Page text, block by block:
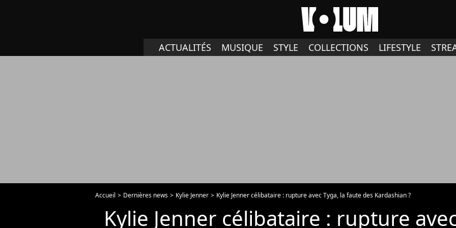
ACTUALITÉS MUSIQUE STYLE COLLECTIONS LIFESTYLE
Accueil Dernières news Kylie Jenner Kylie Jenner célibataire : rupture avec Tyga, la faute des Kardashian ?
Kylie Jenner célibataire : rupture